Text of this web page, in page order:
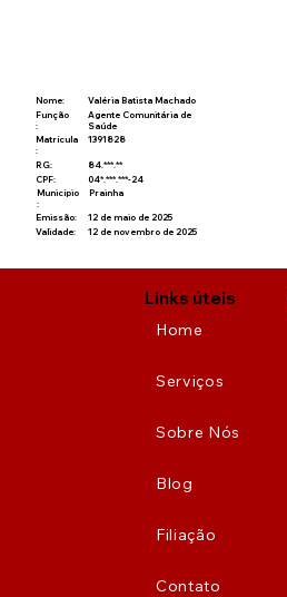
Nome:
Valéria Batista Machado
Função
:
Agente Comunitária de
Saúde
Matrícula
:
1391828
RG:
84.***.**
CPF:
04*.***.***-24
Município
:
Prainha
Emissão:
12 de maio de 2025
Validade:
12 de novembro de 2025
Links úteis
Home
Serviços
Sobre Nós
Blog
Filiação
Contato